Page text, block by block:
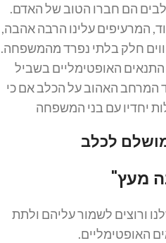
הם חברו הטוב של האדם.
המרעיפים עלינו הרבה אהבה,
חלק בלתי נפרד מהמשפחה.
האופטימליים בשביל
המרחב האהוב על הכלב אם כי
יחדיו עם בני המשפחה
לכלב
מעץ"
ורוצים לשמור עליהם ולתת
האופטימליים.